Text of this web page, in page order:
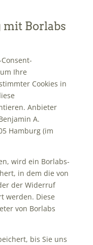
Borlabs
Ihre
Cookies in
Anbieter
A.
Hamburg (im
wird ein Borlabs-
in dem die von
der Widerruf
werden. Diese
von Borlabs
bis Sie uns